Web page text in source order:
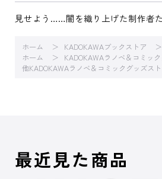
見せよう……闇を織り上げた制作者
ホーム KADOKAWAブックストア
ホーム
KADOKAWAラノベ＆コミッ
他KADOKAWAラノベ＆コミックグッズス
最近見た商品